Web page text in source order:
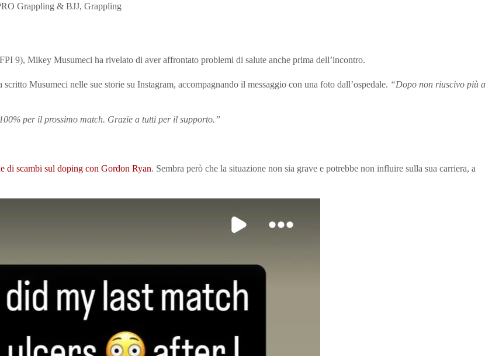
Grappling & BJJ, Grappling
9), Mikey Musumeci ha rivelato di aver affrontato problemi di salute anche prima dell’incontro.
scritto Musumeci nelle sue storie su Instagram, accompagnando il messaggio con una foto dall’ospedale. “Dopo non riuscivo più a
per il prossimo match. Grazie a tutti per il supporto.”
di scambi sul doping con Gordon Ryan. Sembra però che la situazione non sia grave e potrebbe non influire sulla sua carriera, a